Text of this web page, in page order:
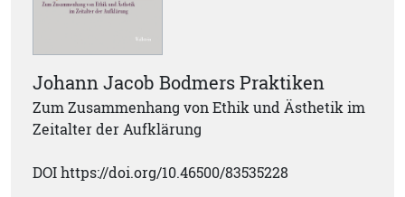
Johann Jacob Bodmers Praktiken
Zum Zusammenhang von Ethik und Ästhetik im
Zeitalter der Aufklärung
DOI https://doi.org/10.46500/83535228